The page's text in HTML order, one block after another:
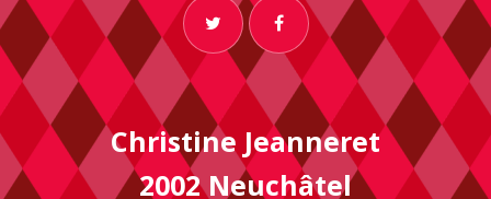
Christine Jeanneret
2002 Neuchâtel